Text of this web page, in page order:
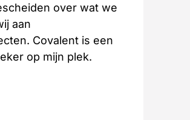
over wat we
aan
Covalent is een
op mijn plek.